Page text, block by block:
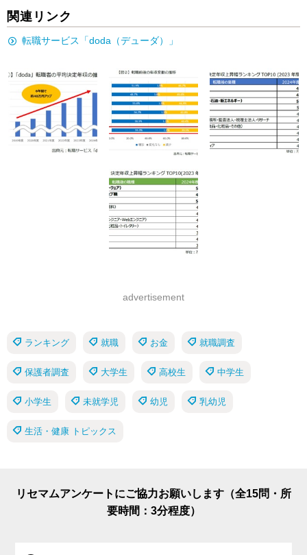
関連リンク
転職サービス「doda（デューダ）」
advertisement
ランキング 就職 お金 就職調査
保護者調査 大学生 高校生 中学生
小学生 未就学児 幼児 乳幼児
生活・健康 トピックス
リセマムアンケートにご協力お願いします（全15問・所
要時間：3分程度）